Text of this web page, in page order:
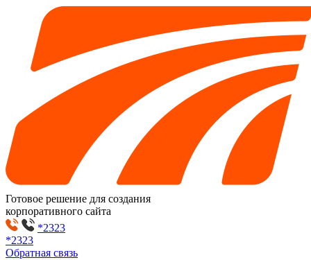
Готовое решение для создания
корпоративного сайта
*2323
*2323
Обратная связь